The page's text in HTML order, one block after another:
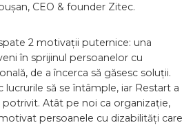
CEO & founder Zitec.
2 motivații puternice: una
în sprijinul persoanelor cu
de a încerca să găsesc soluții.
lucrurile să se întâmple, iar Restart a
Atât pe noi ca organizație,
persoanele cu dizabilități care